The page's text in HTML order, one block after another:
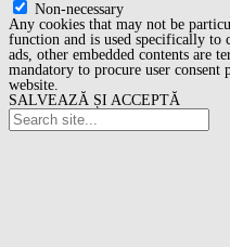
Non-necessary
Any cookies that may not be
function and is used specifically to
ads, other embedded contents are
mandatory to procure user
website.
SALVEAZĂ ȘI ACCEPTĂ